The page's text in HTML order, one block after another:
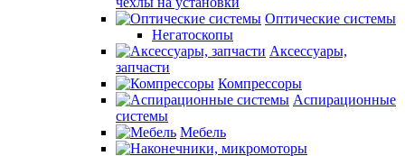
Оптические системы
Негатоскопы
Аксессуары,
запчасти
Компрессоры
Аспирационные
системы
Мебель